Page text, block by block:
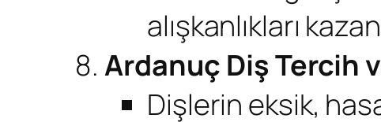
alışkanlıkları
Ardanuç Diş Tercih
Dişlerin eksik,